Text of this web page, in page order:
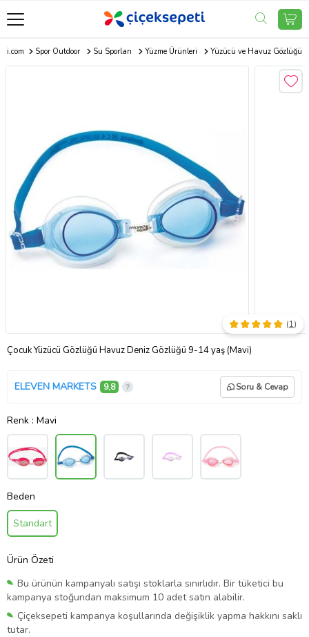
Spor Outdoor Su Sporları Yüzme Ürünleri Yüzücü ve Havuz Gözlüğü
Çocuk Yüzücü Gözlüğü Havuz Deniz Gözlüğü 9-14 yaş (Mavi)
(1)
ELEVEN MARKETS 9,8 Soru & Cevap
Renk : Mavi
Beden
Standart
Ürün Özeti
Bu ürünün kampanyalı satışı stoklarla sınırlıdır. Bir tüketici bu
kampanya stoğundan maksimum 10 adet satın alabilir.
Çiçeksepeti kampanya koşullarında değişiklik yapma hakkını saklı
tutar.